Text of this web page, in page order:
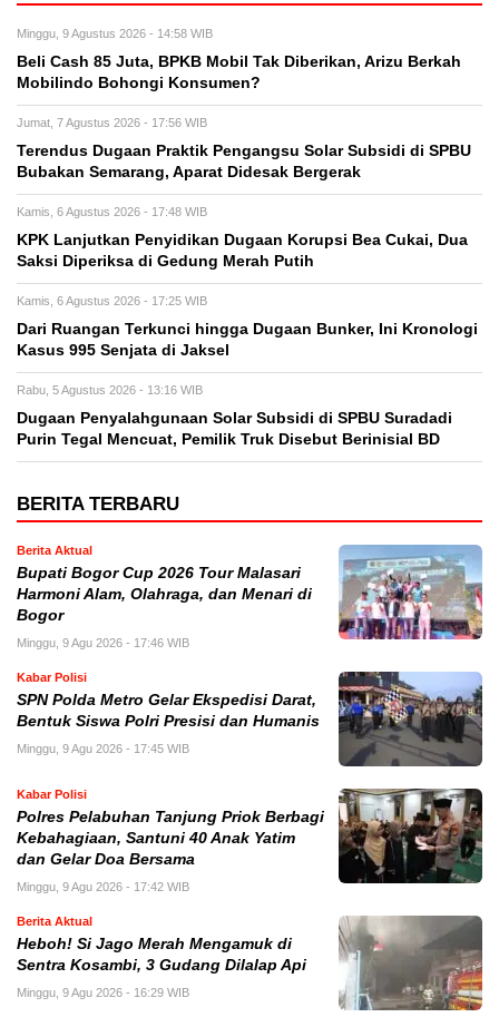
Minggu, 9 Agustus 2026 - 14:58 WIB
‎Beli Cash 85 Juta, BPKB Mobil Tak Diberikan, Arizu Berkah
Mobilindo Bohongi Konsumen?
Jumat, 7 Agustus 2026 - 17:56 WIB
Terendus Dugaan Praktik Pengangsu Solar Subsidi di SPBU
Bubakan Semarang, Aparat Didesak Bergerak
Kamis, 6 Agustus 2026 - 17:48 WIB
KPK Lanjutkan Penyidikan Dugaan Korupsi Bea Cukai, Dua
Saksi Diperiksa di Gedung Merah Putih
Kamis, 6 Agustus 2026 - 17:25 WIB
Dari Ruangan Terkunci hingga Dugaan Bunker, Ini Kronologi
Kasus 995 Senjata di Jaksel
Rabu, 5 Agustus 2026 - 13:16 WIB
‎Dugaan Penyalahgunaan Solar Subsidi di SPBU Suradadi
Purin Tegal Mencuat, Pemilik Truk Disebut Berinisial BD
BERITA TERBARU
Berita Aktual
Bupati Bogor Cup 2026 Tour Malasari
Harmoni Alam, Olahraga, dan Menari di
Bogor
Minggu, 9 Agu 2026 - 17:46 WIB
Kabar Polisi
SPN Polda Metro Gelar Ekspedisi Darat,
Bentuk Siswa Polri Presisi dan Humanis
Minggu, 9 Agu 2026 - 17:45 WIB
Kabar Polisi
Polres Pelabuhan Tanjung Priok Berbagi
Kebahagiaan, Santuni 40 Anak Yatim
dan Gelar Doa Bersama
Minggu, 9 Agu 2026 - 17:42 WIB
Berita Aktual
Heboh! Si Jago Merah Mengamuk di
Sentra Kosambi, 3 Gudang Dilalap Api
Minggu, 9 Agu 2026 - 16:29 WIB